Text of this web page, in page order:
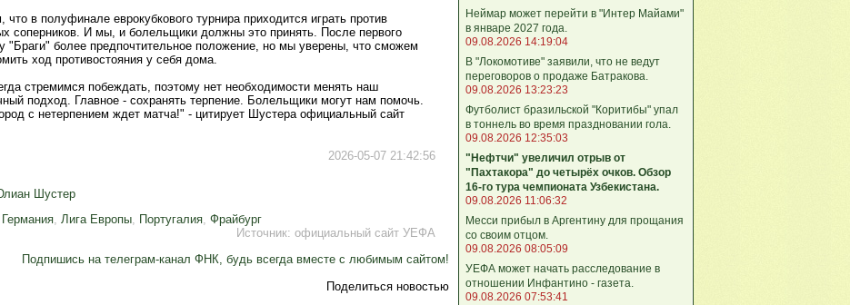
что в полуфинале еврокубкового турнира приходится играть против
соперников. И мы, и болельщики должны это принять. После первого
"Браги" более предпочтительное положение, но мы уверены, что сможем
ход противостояния у себя дома.
стремимся побеждать, поэтому нет необходимости менять наш
подход. Главное - сохранять терпение. Болельщики могут нам помочь.
с нетерпением ждет матча!" - цитирует Шустера официальный сайт
2026-05-07 21:42:56
Шустер
Германия, Лига Европы, Португалия, Фрайбург
Источник: официальный сайт УЕФА
Подпишись на телеграм-канал ФНК, будь всегда вместе с любимым сайтом!
Поделиться новостью
Неймар может перейти в "Интер Майами"
в январе 2027 года.
09.08.2026 14:19:04
В "Локомотиве" заявили, что не ведут
переговоров о продаже Батракова.
09.08.2026 13:23:23
Футболист бразильской "Коритибы" упал
в тоннель во время праздновании гола.
09.08.2026 12:35:03
"Нефтчи" увеличил отрыв от
"Пахтакора" до четырёх очков. Обзор
16-го тура чемпионата Узбекистана.
09.08.2026 11:06:32
Месси прибыл в Аргентину для прощания
со своим отцом.
09.08.2026 08:05:09
УЕФА может начать расследование в
отношении Инфантино - газета.
09.08.2026 07:53:41